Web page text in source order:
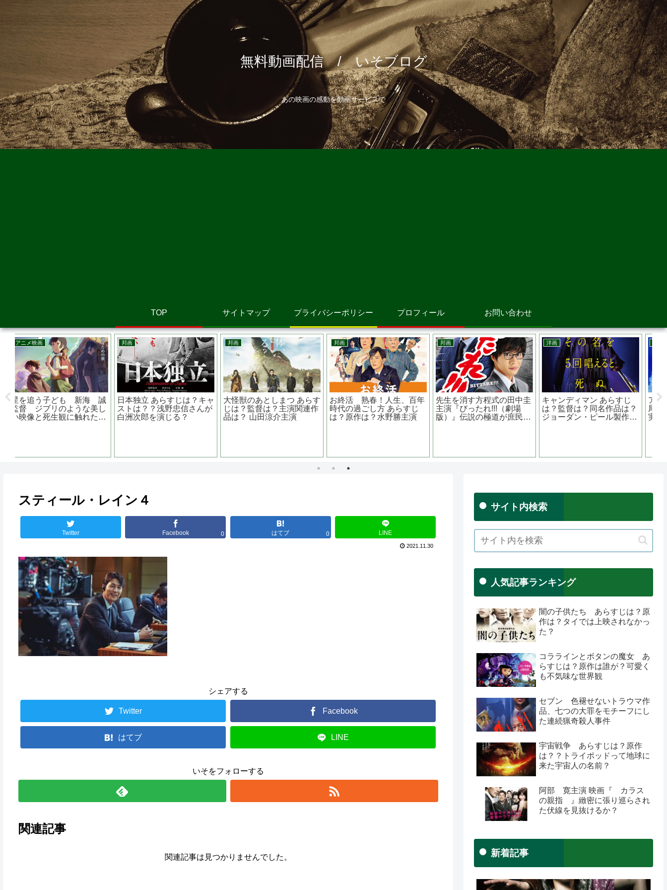
無料動画配信 / いそブログ
あの映画の感動を動画サービスで
TOP サイトマップ プライバシーポリシー プロフィール お問い合わせ
す
邦画
お終活 熟春！人生、百年
時代の過ごし方 あらすじ
は？原作は？水野勝主演
邦画
先生を消す方程式の田中圭
主演『びったれ!!!（劇場
版）』伝説の極道が庶民の
洋画
キャンディマン あらすじ
は？監督は？同名作品は？
ジョーダン・ピール製作脚
アニメ映画
アニメ 時をかける少女
尾道が舞台の大林宣彦監督
実写版が懐かしくなる
韓国映画
長沙里9.15 あらすじは？
実話？平均年齢17歳の772
人の学生兵たち
邦画
痛くない死に方~在宅医と
患者と家族の物語~あらす
じは？原作は？監督 高橋
ケ
スティール・レイン４
Twitter Facebook 0 はてブ 0 LINE
2021.11.30
シェアする
Twitter Facebook
はてブ LINE
いそをフォローする
関連記事
関連記事は見つかりませんでした。
サイト内検索
人気記事ランキング
闇の子供たち あらすじは？原
作は？タイでは上映されなかっ
た？
コララインとボタンの魔女 あ
らすじは？原作は誰が？可愛く
も不気味な世界観
セブン 色褪せないトラウマ作
品、七つの大罪をモチーフにし
た連続猟奇殺人事件
宇宙戦争 あらすじは？原作
は？？トライポッドって地球に
来た宇宙人の名前？
阿部 寛主演 映画『 カラス
の親指 』緻密に張り巡らされ
た伏線を見抜けるか？
新着記事